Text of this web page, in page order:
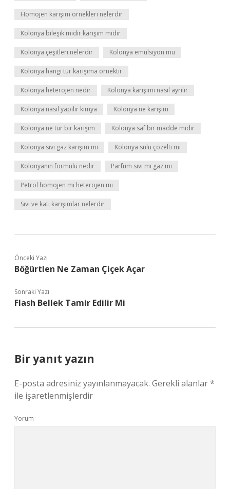
Homojen karışım örnekleri nelerdir
Kolonya bileşik midir karışım mıdır
Kolonya çeşitleri nelerdir Kolonya emülsiyon mu
Kolonya hangi tür karışıma örnektir
Kolonya heterojen nedir Kolonya karışımı nasıl ayrılır
Kolonya nasıl yapılır kimya Kolonya ne karışım
Kolonya ne tür bir karışım Kolonya saf bir madde midir
Kolonya sıvı gaz karışım mı Kolonya sulu çözelti mi
Kolonyanın formülü nedir Parfüm sıvı mı gaz mı
Petrol homojen mi heterojen mi
Sıvı ve katı karışımlar nelerdir
Önceki Yazı
Böğürtlen Ne Zaman Çiçek Açar
Sonraki Yazı
Flash Bellek Tamir Edilir Mi
Bir yanıt yazın
E-posta adresiniz yayınlanmayacak. Gerekli alanlar*
ile işaretlenmişlerdir
Yorum